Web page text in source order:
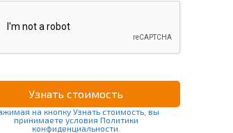
на кнопку Узнать стоимость, вы
принимаете условия Политики
конфиденциальности.